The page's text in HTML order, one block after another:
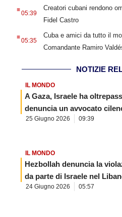
05:39
Creatori cubani rendono
Fidel Castro
.05:35
Cuba e amici da tutto il
Comandante Ramiro
NOTIZIE
IL MONDO
A Gaza, Israele ha
denuncia un avvocato
25 Giugno 2026 09:39
IL MONDO
Hezbollah denuncia la
da parte di Israele nel
24 Giugno 2026 05:57